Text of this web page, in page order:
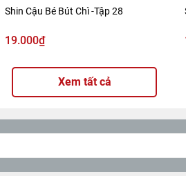
Shin Cậu Bé Bút Chì -Tập 28
19.000₫
Xem tất cả